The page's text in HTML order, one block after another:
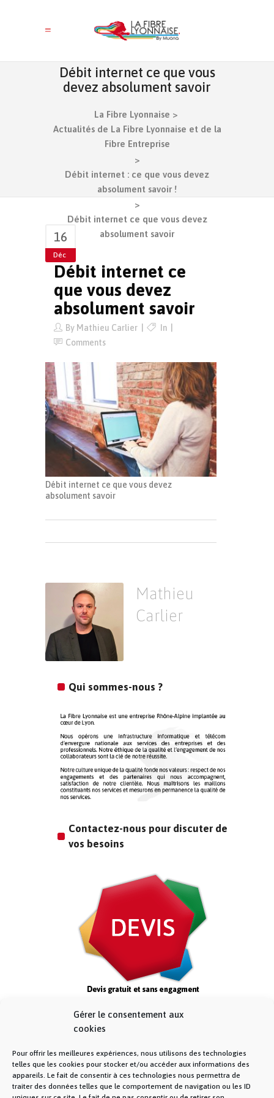
Gérer le consentement aux
cookies
Pour offrir les meilleures expériences, nous utilisons des technologies
telles que les cookies pour stocker et/ou accéder aux informations des
appareils. Le fait de consentir à ces technologies nous permettra de
traiter des données telles que le comportement de navigation ou les ID
Débit internet ce que vous
devez absolument savoir
La Fibre Lyonnaise >
Actualités de La Fibre Lyonnaise et de la
Fibre Entreprise
>
Débit internet : ce que vous devez
absolument savoir !
>
Débit internet ce que vous devez
absolument savoir
16
Déc
Débit internet ce
que vous devez
absolument savoir
By Mathieu Carlier
In
Comments
Débit internet ce que vous devez
absolument savoir
Mathieu
Carlier
Qui sommes-nous ?
Contactez-nous pour discuter de
vos besoins